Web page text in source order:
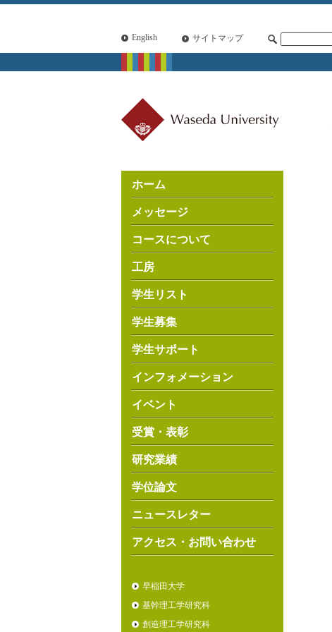
English サイトマップ
ホーム
メッセージ
コースについて
工房
学生リスト
学生募集
学生サポート
インフォメーション
イベント
受賞・表彰
研究業績
学位論文
ニュースレター
アクセス・お問い合わせ
早稲田大学
基幹理工学研究科
創造理工学研究科